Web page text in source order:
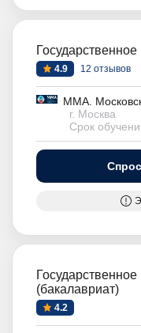
4.9 12 отзывов
ММА.
г. Москва
Срок
(бакалавриат)
4.2